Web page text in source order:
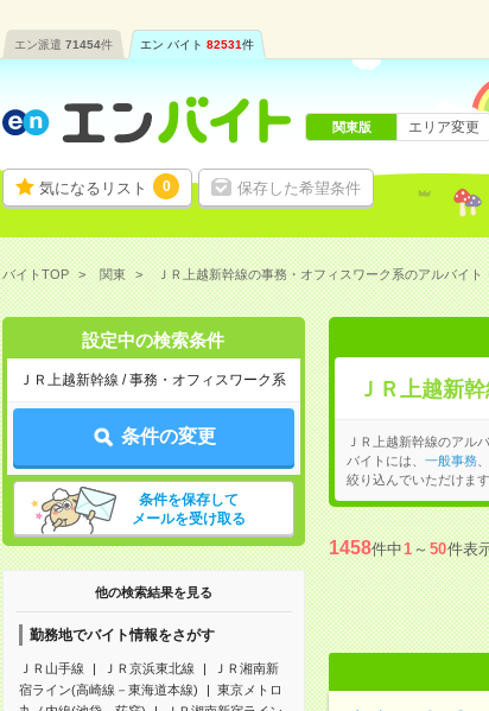
エン派遣 71454件 エン バイト 82531件
気になるリスト 0 保存した希望条件
関東版 エリア変更
バイトTOP 関東 ＪＲ上越新幹線の事務・オフィスワーク系のアルバイト
設定中の検索条件
ＪＲ上越新幹線 / 事務・オフィスワーク系
条件の変更
条件を保存して
メールを受け取る
他の検索結果を見る
勤務地でバイト情報をさがす
ＪＲ山手線 ＪＲ京浜東北線
ＪＲ湘南新
宿ライン(高崎線－東海道本線)
東京メトロ
ＪＲ上越新
ＪＲ上越新幹線のアル
バイトには、 一般事務、
絞り込んでいただけます
1458件中1～50件表